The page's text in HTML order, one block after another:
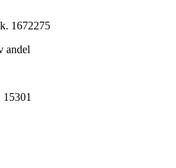
1672275
andel
15301